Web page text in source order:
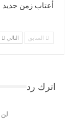
أعتاب زمن جديد
السابق التالي
اترك رد